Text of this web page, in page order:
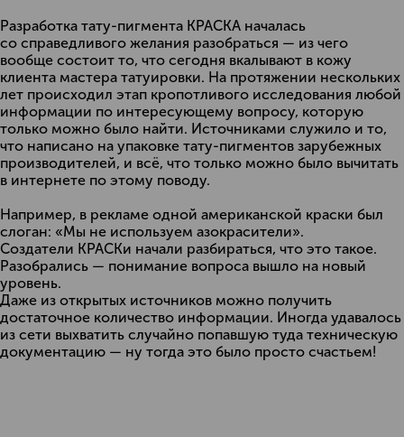
Разработка тату-пигмента КРАСКA началась
со справедливого желания разобраться — из чего
вообще состоит то, что сегодня вкалывают в кожу
клиента мастера татуировки. На протяжении нескольких
лет происходил этап кропотливого исследования любой
информации по интересующему вопросу, которую
только можно было найти. Источниками служило и то,
что написано на упаковке тату-пигментов зарубежных
производителей, и всё, что только можно было вычитать
в интернете по этому поводу.
Например, в рекламе одной американской краски был
слоган: «Мы не используем азокрасители».
Создатели КРАСКи начали разбираться, что это такое.
Разобрались — понимание вопроса вышло на новый
уровень.
Даже из открытых источников можно получить
достаточное количество информации. Иногда удавалось
из сети выхватить случайно попавшую туда техническую
документацию — ну тогда это было просто счастьем!